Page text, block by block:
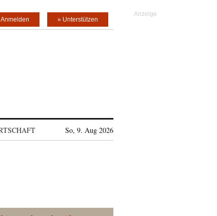
» Unterstützen
Anmelden
So, 9. Aug 2026